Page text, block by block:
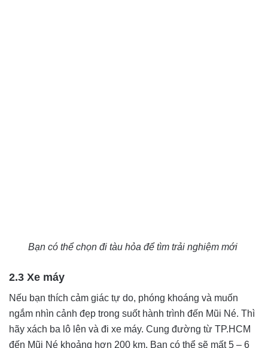
Bạn có thể chọn đi tàu hỏa để tìm trải nghiệm mới
2.3 Xe máy
Nếu bạn thích cảm giác tự do, phóng khoáng và muốn
ngắm nhìn cảnh đẹp trong suốt hành trình đến Mũi Né. Thì
hãy xách ba lô lên và đi xe máy. Cung đường từ TP.HCM
đến Mũi Né khoảng hơn 200 km. Bạn có thể sẽ mất 5 – 6